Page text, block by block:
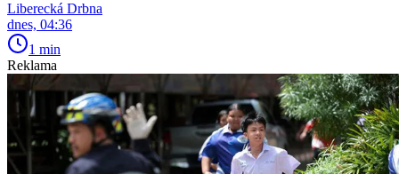
Liberecká Drbna
dnes, 04:36
1 min
Reklama